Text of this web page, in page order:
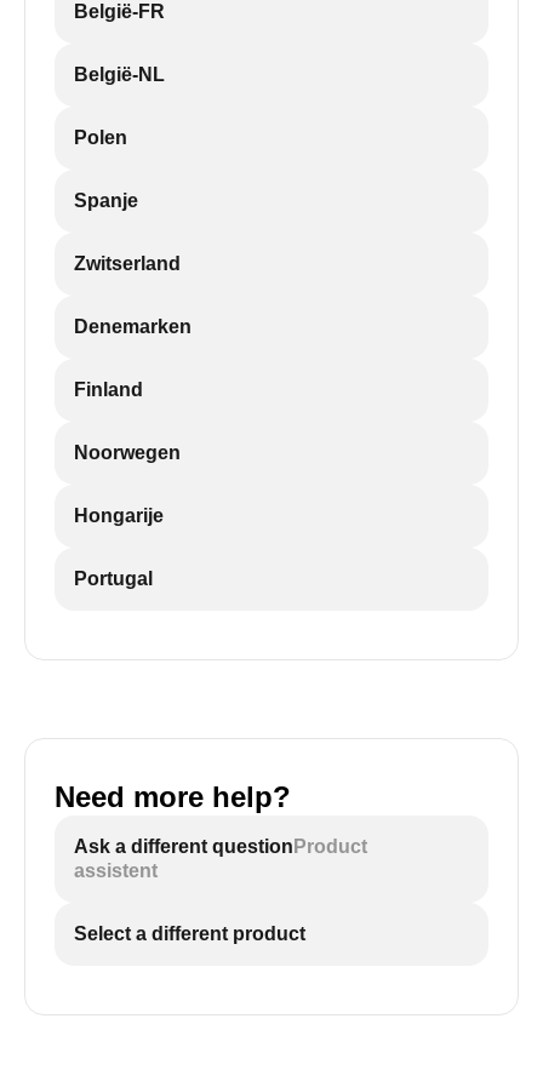
België-FR
België-NL
Polen
Spanje
Zwitserland
Denemarken
Finland
Noorwegen
Hongarije
Portugal
Need more help?
Ask a different question Product
assistent
Select a different product